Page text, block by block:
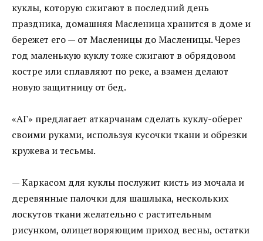
куклы, которую сжигают в последний день
праздника, домашняя Масленица хранится в доме и
бережет его — от Масленицы до Масленицы. Через
год маленькую куклу тоже сжигают в обрядовом
костре или сплавляют по реке, а взамен делают
новую защитницу от бед.
«АГ» предлагает аткарчанам сделать куклу-оберег
своими руками, используя кусочки ткани и обрезки
кружева и тесьмы.
— Каркасом для куклы послужит кисть из мочала и
деревянные палочки для шашлыка, нескольких
лоскутов ткани желательно с растительным
рисунком, олицетворяющим приход весны, остатки